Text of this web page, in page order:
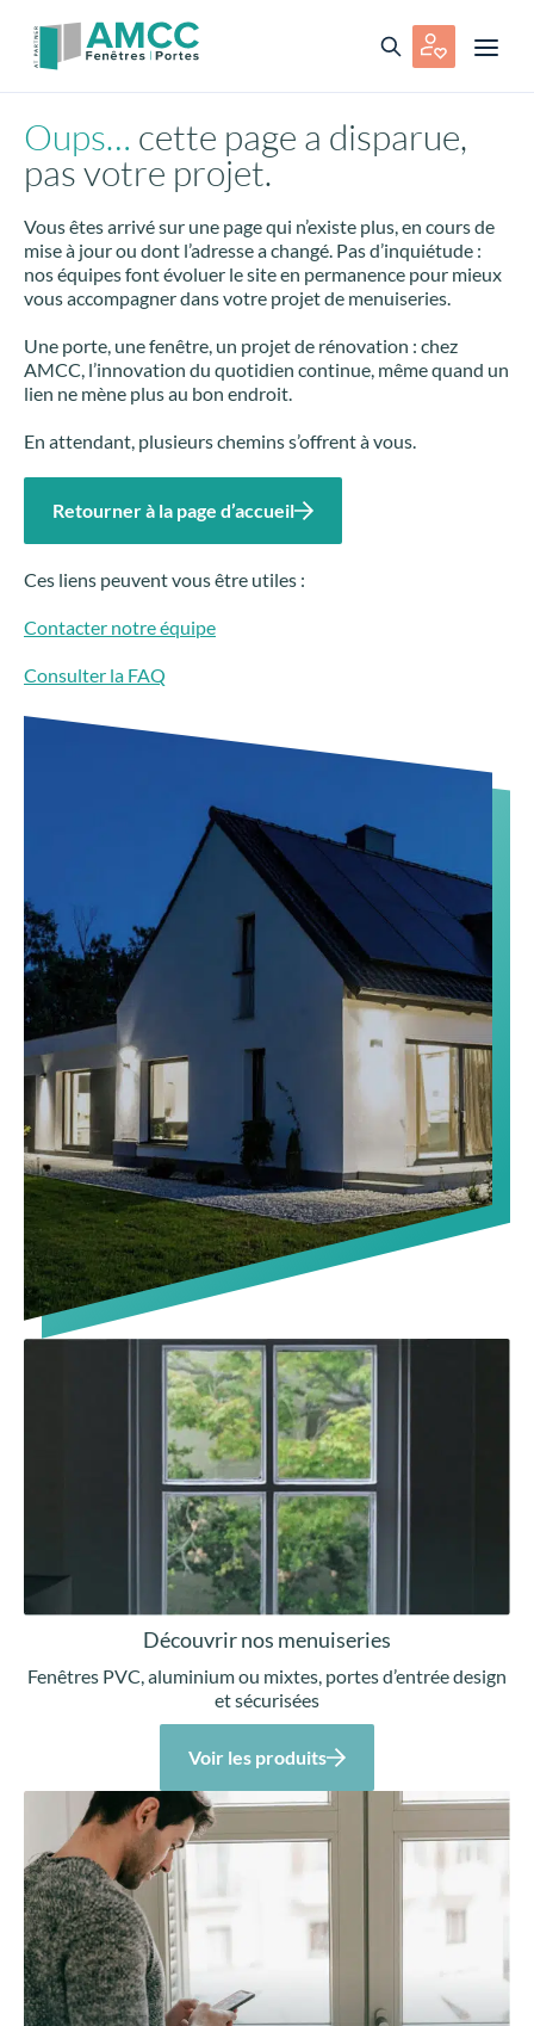
Oups… cette page a disparue,
pas votre projet.
Vous êtes arrivé sur une page qui n’existe plus, en cours de
mise à jour ou dont l’adresse a changé. Pas d’inquiétude :
nos équipes font évoluer le site en permanence pour mieux
vous accompagner dans votre projet de menuiseries.
Une porte, une fenêtre, un projet de rénovation : chez
AMCC, l’innovation du quotidien continue, même quand un
lien ne mène plus au bon endroit.
En attendant, plusieurs chemins s’offrent à vous.
Retourner à la page d’accueil
Ces liens peuvent vous être utiles :
Contacter notre équipe
Consulter la FAQ
Découvrir nos menuiseries
Fenêtres PVC, aluminium ou mixtes, portes d’entrée design
et sécurisées
Voir les produits